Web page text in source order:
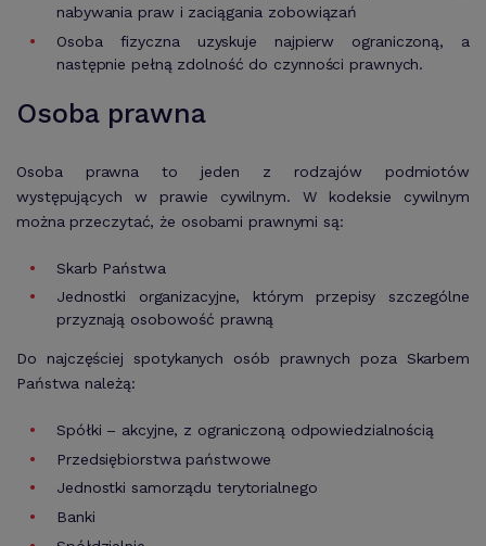
nabywania praw i zaciągania zobowiązań
Osoba fizyczna uzyskuje najpierw ograniczoną, a
następnie pełną zdolność do czynności prawnych.
Osoba prawna
Osoba prawna to jeden z rodzajów podmiotów
występujących w prawie cywilnym. W kodeksie cywilnym
można przeczytać, że osobami prawnymi są:
Skarb Państwa
Jednostki organizacyjne, którym przepisy szczególne
przyznają osobowość prawną
Do najczęściej spotykanych osób prawnych poza Skarbem
Państwa należą:
Spółki – akcyjne, z ograniczoną odpowiedzialnością
Przedsiębiorstwa państwowe
Jednostki samorządu terytorialnego
Banki